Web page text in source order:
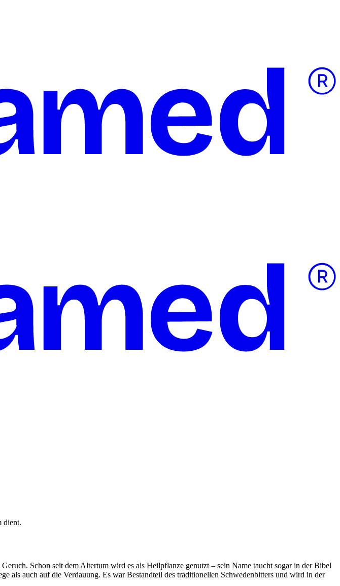
dient.
Schon seit dem Altertum wird es als Heilpflanze genutzt – sein Name taucht sogar in der Bibel
auch auf die Verdauung. Es war Bestandteil des traditionellen Schwedenbitters und wird in der